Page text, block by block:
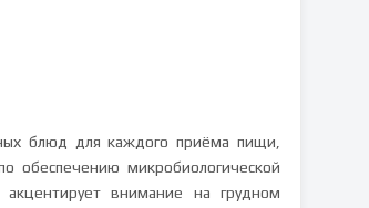
блюд для каждого приёма пищи,
обеспечению микробиологической
акцентирует внимание на грудном